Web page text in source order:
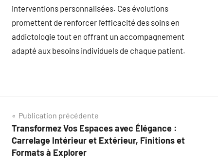
interventions personnalisées. Ces évolutions
promettent de renforcer l’efficacité des soins en
addictologie tout en offrant un accompagnement
adapté aux besoins individuels de chaque patient.
Navigation
de
l’article
Publication précédente
Transformez Vos Espaces avec Élégance :
Carrelage Intérieur et Extérieur, Finitions et
Formats à Explorer